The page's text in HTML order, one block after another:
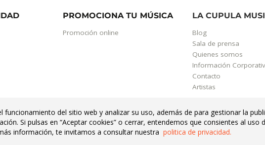
PROMOCIONA TU MÚSICA
Promoción online
LA CUPULA
Blog
Sala de prensa
Quienes somos
Información
Contacto
Artistas
del sitio web y analizar su uso, además de para gestionar la
Si pulsas en “Aceptar cookies” o cerrar, entendemos que consientes al uso
información, te invitamos a consultar nuestra politica de privacidad.